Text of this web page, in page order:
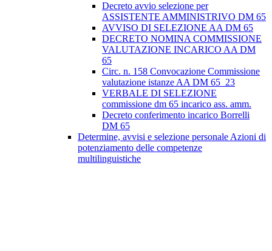
Decreto avvio selezione per
ASSISTENTE AMMINISTRIVO DM 65
AVVISO DI SELEZIONE AA DM 65
DECRETO NOMINA COMMISSIONE
VALUTAZIONE INCARICO AA DM
65
Circ. n. 158 Convocazione Commissione
valutazione istanze AA DM 65_23
VERBALE DI SELEZIONE
commissione dm 65 incarico ass. amm.
Decreto conferimento incarico Borrelli
DM 65
Determine, avvisi e selezione personale Azioni di
potenziamento delle competenze
multilinguistiche